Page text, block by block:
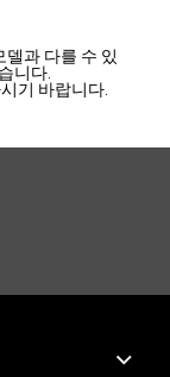
과 다를 수 있
니다.
기 바랍니다.